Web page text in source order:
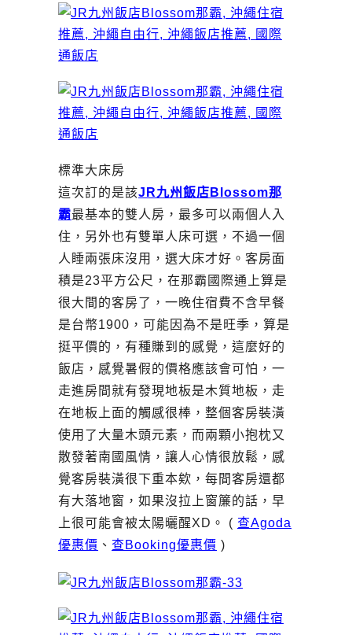
標準大床房
這次訂的是該JR九州飯店Blossom那
霸最基本的雙人房，最多可以兩個人入
住，另外也有雙單人床可選，不過一個
人睡兩張床沒用，選大床才好。客房面
積是23平方公尺，在那霸國際通上算是
很大間的客房了，一晚住宿費不含早餐
是台幣1900，可能因為不是旺季，算是
挺平價的，有種賺到的感覺，這麼好的
飯店，感覺暑假的價格應該會可怕，一
走進房間就有發現地板是木質地板，走
在地板上面的觸感很棒，整個客房裝潢
使用了大量木頭元素，而兩顆小抱枕又
散發著南國風情，讓人心情很放鬆，感
覺客房裝潢很下重本欸，每間客房還都
有大落地窗，如果沒拉上窗簾的話，早
上很可能會被太陽曬醒XD。 ( 查Agoda
優惠價 、 查Booking優惠價 )